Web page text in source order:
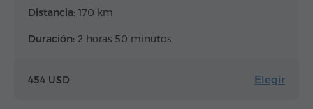
Distancia: 170 km
Duración: 2 horas 50 minutos
454 USD Elegir